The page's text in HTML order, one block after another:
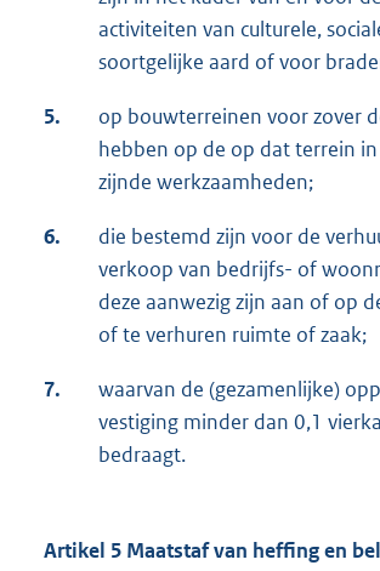
activiteiten van culturele,
soortgelijke aard of voor
5.
op bouwterreinen voor zover
hebben op de op dat terrein
zijnde werkzaamheden;
6.
die bestemd zijn voor de
verkoop van bedrijfs- of
deze aanwezig zijn aan of op
of te verhuren ruimte of zaak;
7.
waarvan de (gezamenlijke)
vestiging minder dan 0,1
bedraagt.
Artikel 5 Maatstaf van heffing en